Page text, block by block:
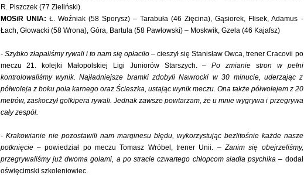
R. Piszczek (77 Zieliński).
MOSiR UNIA: Ł. Woźniak (58 Sporysz) – Tarabuła (46 Zięcina), Gąsiorek, Flisek, Adamus -
Łach, Głowacki (58 Wrona), Góra, Bartula (58 Pawłowski) – Moskwik, Gzela (46 Kajafsz)
- Szybko złapaliśmy rywali i to nam się opłaciło– cieszył się Stanisław Owca, trener Cracovii po
meczu 21. kolejki Małopolskiej Ligi Juniorów Starszych. –Po zmianie stron w pełni
kontrolowaliśmy wynik. Najładniejsze bramki zdobyli Nawrocki w 30 minucie, uderzając z
półwoleja z boku pola karnego oraz Ścieszka, ustając wynik meczu. Ona także półwolejem z 20
metrów, zaskoczył golkipera rywali. Jednak zawsze powtarzam, że u mnie wygrywa i przegrywa
cały zespół.
- Krakowianie nie pozostawili nam marginesu błędu, wykorzystując bezlitośnie każde nasze
potknięcie – powiedział po meczu Tomasz Wróbel, trener Unii. –Zanim się obejrzeliśmy,
przegrywaliśmy już dwoma golami, a po stracie czwartego chłopcom siadła psychika – dodał
oświęcimski szkoleniowiec.